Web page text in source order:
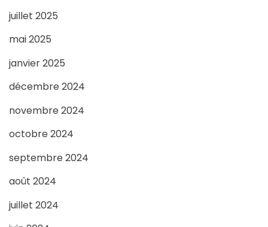
juillet 2025
mai 2025
janvier 2025
décembre 2024
novembre 2024
octobre 2024
septembre 2024
août 2024
juillet 2024